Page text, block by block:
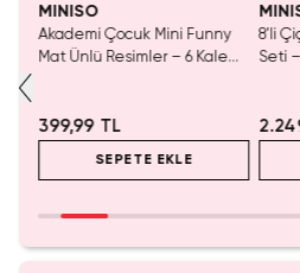
MINISO
Akademi Çocuk Mini Funny
Mat Ünlü Resimler – 6 Kalemli
399,99 TL
SEPETE EKLE
8'li
Seti